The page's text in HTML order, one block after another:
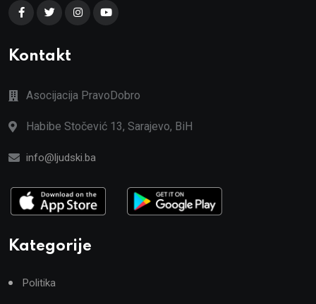
Kontakt
Asocijacija PravoDobro
Habibe Stočević 13, Sarajevo, BiH
info@ljudski.ba
Kategorije
Politika